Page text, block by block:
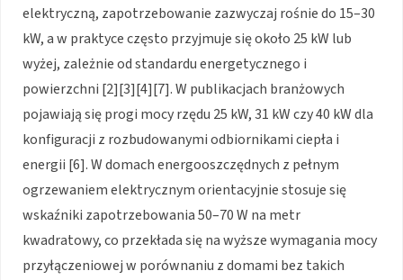
elektryczną, zapotrzebowanie zazwyczaj rośnie do 15–30
kW, a w praktyce często przyjmuje się około 25 kW lub
wyżej, zależnie od standardu energetycznego i
powierzchni [2][3][4][7]. W publikacjach branżowych
pojawiają się progi mocy rzędu 25 kW, 31 kW czy 40 kW dla
konfiguracji z rozbudowanymi odbiornikami ciepła i
energii [6]. W domach energooszczędnych z pełnym
ogrzewaniem elektrycznym orientacyjnie stosuje się
wskaźniki zapotrzebowania 50–70 W na metr
kwadratowy, co przekłada się na wyższe wymagania mocy
przyłączeniowej w porównaniu z domami bez takich